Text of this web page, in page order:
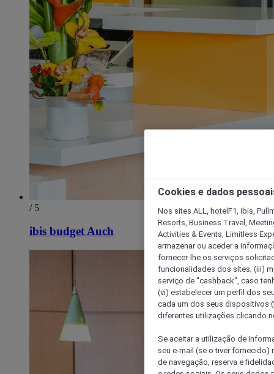
/ 5
ibis budget Auch
Cookies e dados
Nos sites ALL, hotelF1, ibis,
Resorts, Business Travel,
Activities & Events, Limitless
armazenar ou aceder a
fornecer-lhe os serviços
funcionalidades dos sites; (iii)
serviço de "cashback", caso
(vi) estabelecer um perfil dos
cada um dos seus dispositivos
diferentes utilizações clicando
Se aceitar a utilização de
seu e-mail (se o tiver
de navegação, reserva e